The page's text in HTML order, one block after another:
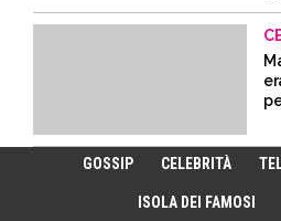
GOSSIP CELEBRITÀ
ISOLA DEI FAMOSI